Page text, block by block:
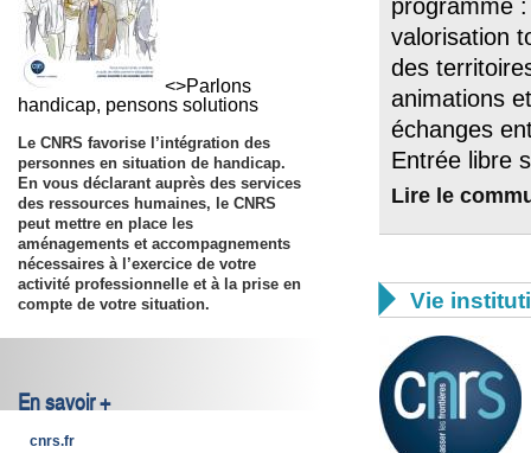
<>Parlons
handicap, pensons solutions
Le CNRS favorise l’intégration des
personnes en situation de handicap.
En vous déclarant auprès des services
des ressources humaines, le CNRS
peut mettre en place les
aménagements et accompagnements
nécessaires à l’exercice de votre
activité professionnelle et à la prise en
compte de votre situation.
En savoir +
cnrs.fr
programme
valorisation
des
animations
échanges
Entrée libre
Lire le
 Vie